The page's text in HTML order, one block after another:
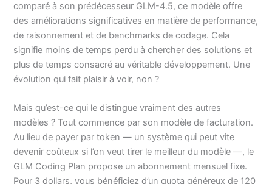
comparé à son prédécesseur GLM-4.5, ce modèle offre
des améliorations significatives en matière de performance,
de raisonnement et de benchmarks de codage. Cela
signifie moins de temps perdu à chercher des solutions et
plus de temps consacré au véritable développement. Une
évolution qui fait plaisir à voir, non ?
Mais qu’est-ce qui le distingue vraiment des autres
modèles ? Tout commence par son modèle de facturation.
Au lieu de payer par token — un système qui peut vite
devenir coûteux si l’on veut tirer le meilleur du modèle —, le
GLM Coding Plan propose un abonnement mensuel fixe.
Pour 3 dollars, vous bénéficiez d’un quota généreux de 120